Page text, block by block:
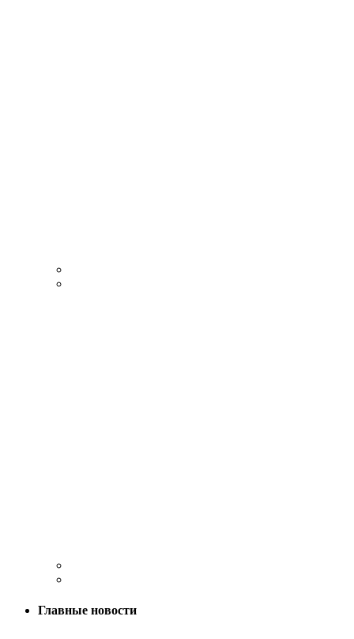
Главные новости